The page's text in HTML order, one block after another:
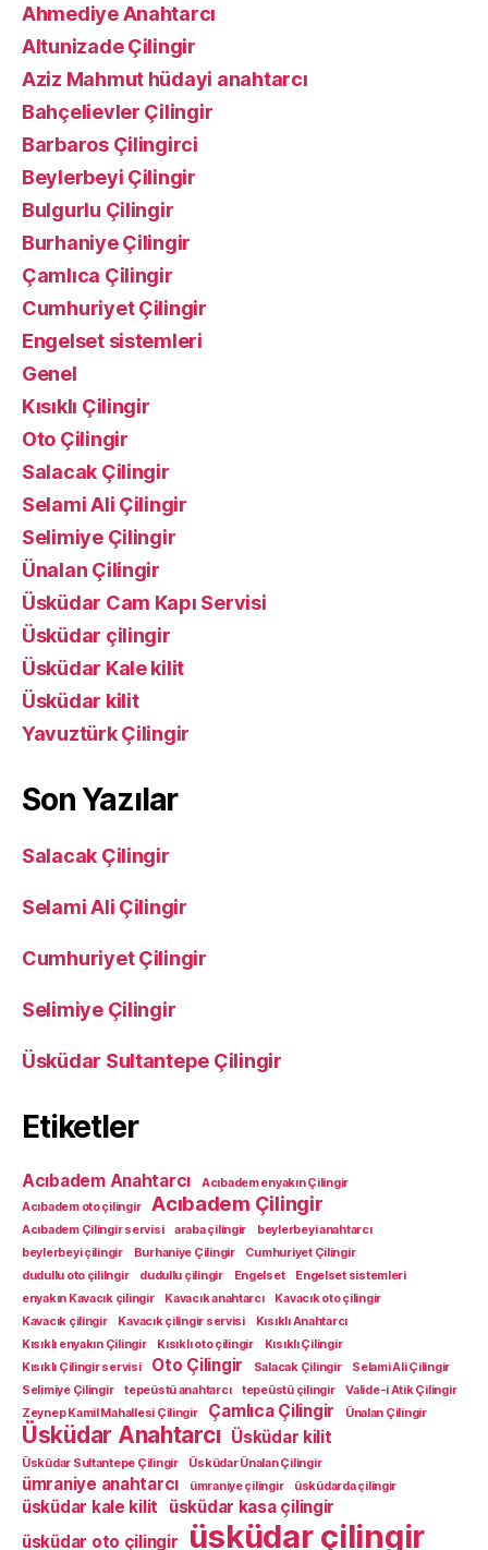
Ahmediye Anahtarcı
Altunizade Çilingir
Aziz Mahmut hüdayi anahtarcı
Bahçelievler Çilingir
Barbaros Çilingirci
Beylerbeyi Çilingir
Bulgurlu Çilingir
Burhaniye Çilingir
Çamlıca Çilingir
Cumhuriyet Çilingir
Engelset sistemleri
Genel
Kısıklı Çilingir
Oto Çilingir
Salacak Çilingir
Selami Ali Çilingir
Selimiye Çilingir
Ünalan Çilingir
Üsküdar Cam Kapı Servisi
Üsküdar çilingir
Üsküdar Kale kilit
Üsküdar kilit
Yavuztürk Çilingir
Son Yazılar
Salacak Çilingir
Selami Ali Çilingir
Cumhuriyet Çilingir
Selimiye Çilingir
Üsküdar Sultantepe Çilingir
Etiketler
Acıbadem Anahtarcı
Acıbadem enyakın Çilingir
Acıbadem oto çilingir
Acıbadem Çilingir
Acıbadem Çilingir servisi araba çilingir
beylerbeyi anahtarcı
beylerbeyi çilingir
Burhaniye Çilingir
Cumhuriyet Çilingir
dudullu oto çililngir
dudullu çilingir Engelset
Engelset sistemleri
enyakın Kavacık çilingir
Kavacık anahtarcı
Kavacık oto çilingir
Kavacık çilingir
Kavacık çilingir servisi
Kısıklı Anahtarcı
Kısıklı enyakın Çilingir
Kısıklı oto çilingir
Kısıklı Çilingir
Kısıklı Çilingir servisi
Oto Çilingir Salacak Çilingir
Selami Ali Çilingir
Selimiye Çilingir
tepeüstü anahtarcı tepeüstü çilingir
Valide-i Atik Çilingir
Zeynep Kamil Mahallesi Çilingir
Çamlıca Çilingir Ünalan Çilingir
Üsküdar Anahtarcı Üsküdar kilit
Üsküdar Sultantepe Çilingir Üsküdar Ünalan Çilingir
ümraniye anahtarcı ümraniye çilingir üsküdarda çilingir
üsküdar kale kilit
üsküdar kasa çilingir
üsküdar oto çilingir
üsküdar çilingir